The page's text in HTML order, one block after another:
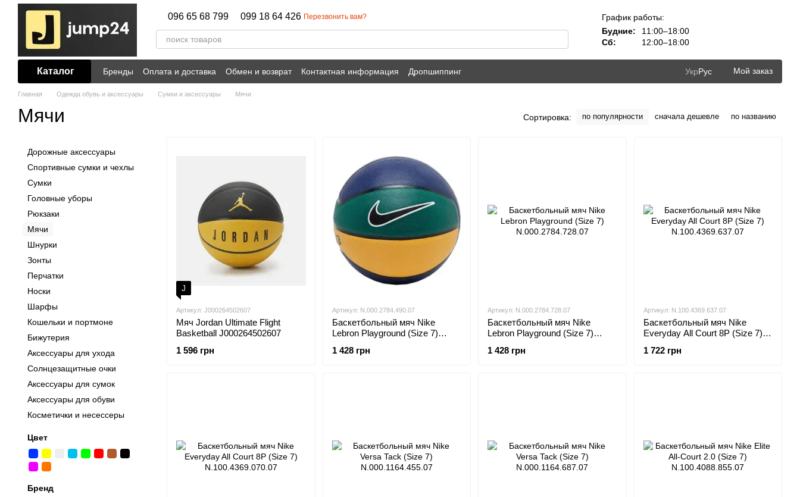
Перейти к основному контенту
096 65 68 799 099 18 64 426 Перезвонить вам?
График работы:
Будние:
11:00–18:00
Сб:
12:00–18:00
Каталог Бренды Оплата и доставка Обмен и возврат Контактная информация Дропшиппинг УкрРус Мой заказ
Главная Одежда обувь и аксессуары Сумки и аксессуары Мячи
Мячи Сортировка: по популярности сначала дешевле по названию
J
Артикул: J000264502607
Мяч Jordan Ultimate Flight
Basketball J000264502607
1 596 грн
Артикул: N.000.2784.490.07
Баскетбольный мяч Nike
Lebron Playground (Size 7)
1 428 грн
Артикул: N.000.2784.728.07
Баскетбольный мяч Nike
Lebron Playground (Size 7)
1 428 грн
Артикул: N.100.4369.637.07
Баскетбольный мяч Nike
Everyday All Court 8P (Size 7)
1 722 грн
Дорожные аксессуары
Спортивные сумки и чехлы
Сумки
Головные уборы
Рюкзаки
Мячи
Шнурки
Зонты
Перчатки
Носки
Шарфы
Кошельки и портмоне
Бижутерия
Аксессуары для ухода
Солнцезащитные очки
Аксессуары для сумок
Аксессуары для обуви
Косметички и несессеры
Цвет
Бренд